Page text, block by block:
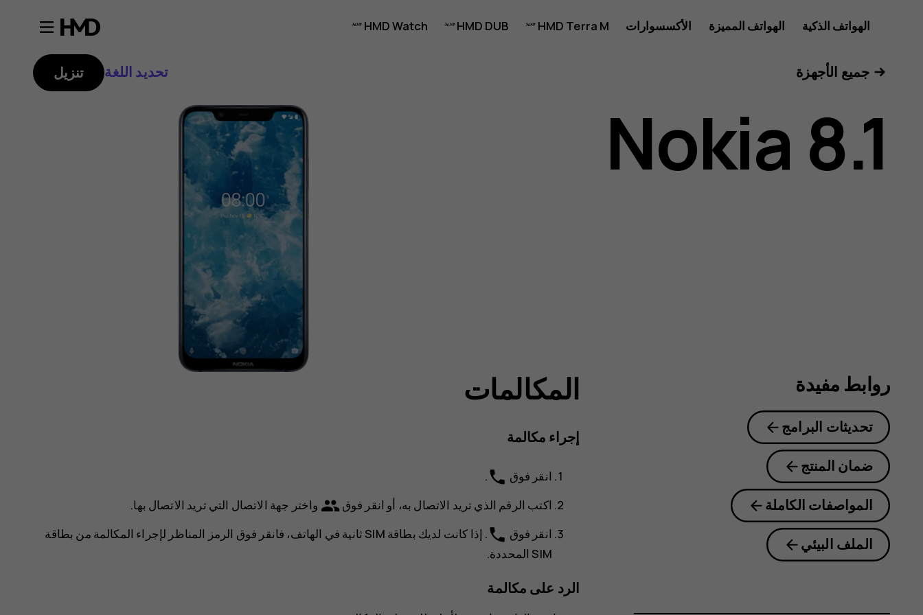
دليل
مستخدم
هاتف
الهواتف الذكية الهواتف المميزة الأكسسوارات HMD Terra M
HMD DUB
HMD Watch
جميع الأجهزة تحديد اللغة تنزيل
Nokia 8.1
المكالمات
إجراء مكالمة
انقر فوق phone
.
اكتب الرقم الذي تريد الاتصال به، أو انقر فوق group واختر جهة الاتصال التي تريد الاتصال بها.
انقر فوق phone
. إذا كانت لديك بطاقة SIM ثانية في الهاتف، فانقر فوق الرمز المناظر لإجراء المكالمة من بطاقة
SIM المحددة.
الرد على مكالمة
روابط مفيدة
تحديثات البرامج
ضمان المنتج
المواصفات الكاملة
الملف البيئي